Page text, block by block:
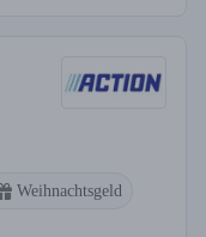
Weihnachtsgeld